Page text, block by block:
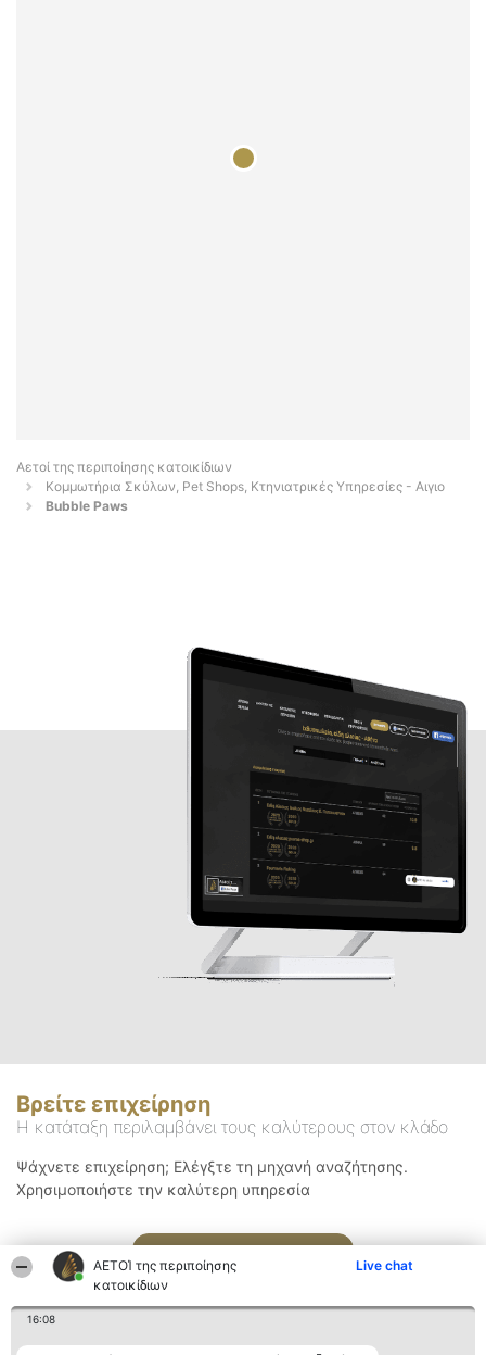
ΑΕΤΟΊ της περιποίησης
κατοικίδιων
Live chat
16:08
Αετοί της περιποίησης κατοικίδιων
Κομμωτήρια Σκύλων, Pet Shops, Κτηνιατρικές Υπηρεσίες - Αιγιο
Bubble Paws
Βρείτε επιχείρηση
Η κατάταξη περιλαμβάνει τους καλύτερους στον κλάδο
Ψάχνετε επιχείρηση; Ελέγξτε τη μηχανή αναζήτησης.
Χρησιμοποιήστε την καλύτερη υπηρεσία
Αναζήτηση